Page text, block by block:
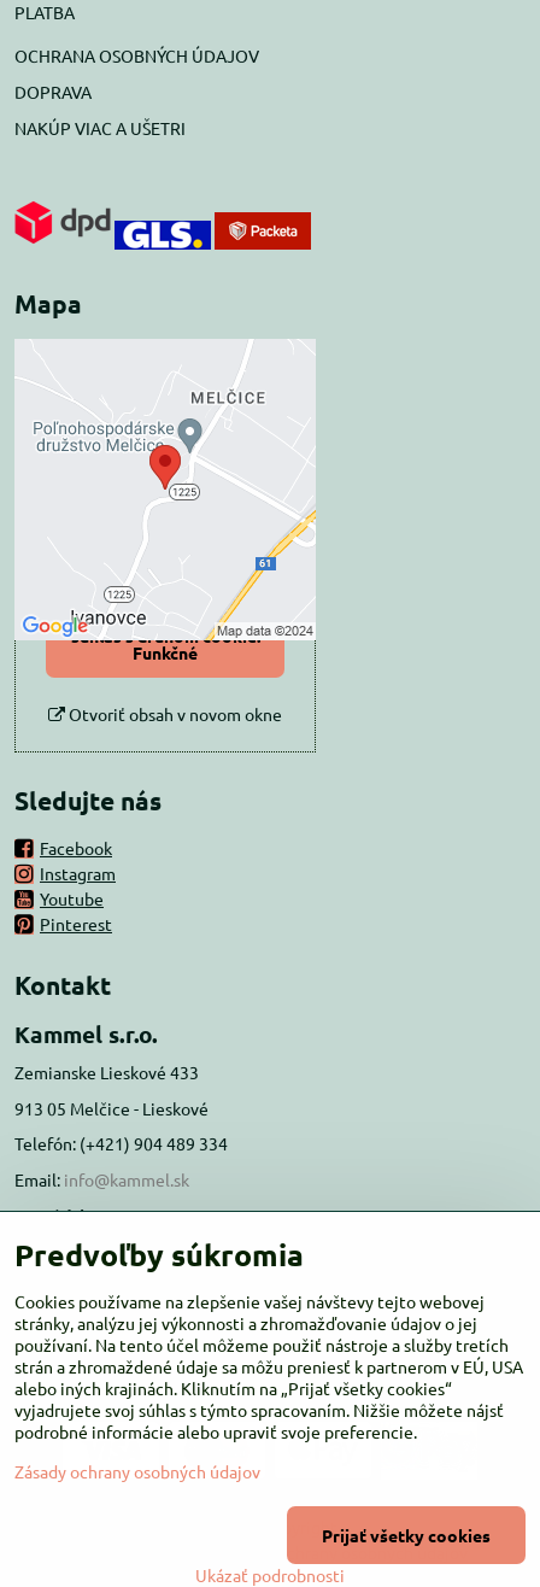
PLATBA
OCHRANA OSOBNÝCH ÚDAJOV
DOPRAVA
NAKÚP VIAC A UŠETRI
Mapa
Externý obsah je
blokovaný Voľbami
súkromia
Prajete si načítať externý obsah?
Povoliť tentokrát
Povoliť a zapamätať -
súhlas s druhom cookie:
Funkčné
Otvoriť obsah v novom okne
Sledujte nás
Facebook
Instagram
Youtube
Pinterest
Kontakt
Kammel s.r.o.
Zemianske Lieskové 433
913 05 Melčice - Lieskové
Telefón: (+421) 904 489 334
Email: info@kammel.sk
Prevádzka:
Administratívna budova PD Melčice
Otváracie hodiny:PO-ŠT 8:00 - 16:00
PIA-NE Zatvorené
Copyright
Zásady ochrany osobných údajov
Vytvorené pomocou:BiznisWeb.sk
Predvoľby súkromia
Cookies používame na zlepšenie vašej návštevy tejto webovej
stránky, analýzu jej výkonnosti a zhromažďovanie údajov o jej
používaní. Na tento účel môžeme použiť nástroje a služby tretích
strán a zhromaždené údaje sa môžu preniesť k partnerom v EÚ, USA
alebo iných krajinách. Kliknutím na „Prijať všetky cookies“
vyjadrujete svoj súhlas s týmto spracovaním. Nižšie môžete nájsť
podrobné informácie alebo upraviť svoje preferencie.
Zásady ochrany osobných údajov
Ukázať podrobnosti
Prijať všetky cookies